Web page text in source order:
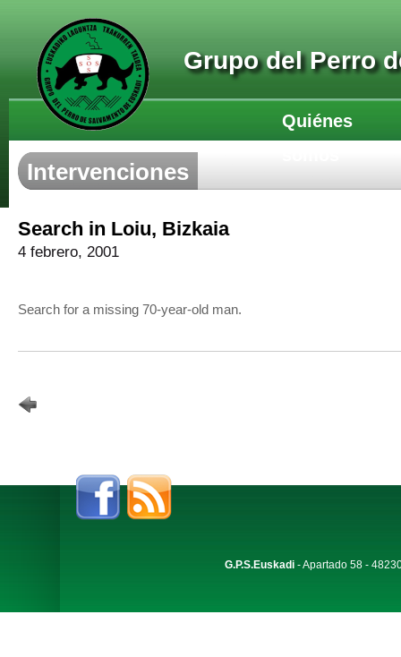
Grupo del Perro
Quiénes
Intervenciones
Search in Loiu, Bizkaia
4 febrero, 2001
Search for a missing 70-year-old man.
G.P.S.Euskadi- Apartado 58 -